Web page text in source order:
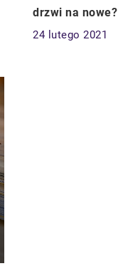
drzwi na nowe?
24 lutego 2021